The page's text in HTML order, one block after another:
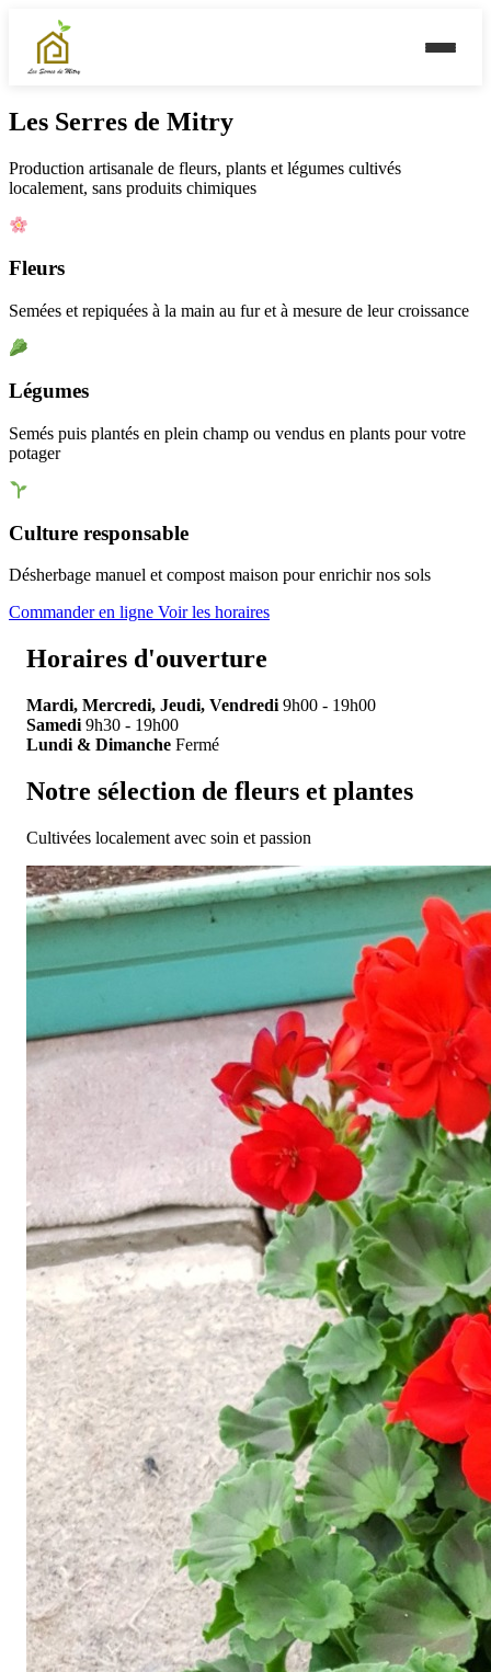
Les Serres de Mitry
Production artisanale de fleurs, plants et légumes cultivés
localement, sans produits chimiques
Fleurs
Semées et repiquées à la main au fur et à mesure de leur croissance
Légumes
Semés puis plantés en plein champ ou vendus en plants pour votre
potager
Culture responsable
Désherbage manuel et compost maison pour enrichir nos sols
Commander en ligne Voir les horaires
Horaires d'ouverture
Mardi, Mercredi, Jeudi, Vendredi 9h00 - 19h00
Samedi 9h30 - 19h00
Lundi & Dimanche Fermé
Notre sélection de fleurs et plantes
Cultivées localement avec soin et passion